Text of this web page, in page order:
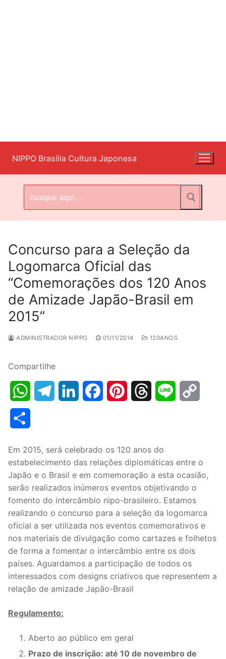
para
o
conteúdo
NIPPO Brasília Cultura Japonesa
por:
Concurso para a Seleção da
Logomarca Oficial das
“Comemorações dos 120 Anos
de Amizade Japão-Brasil em
2015”
ADMINISTRADOR NIPPO 01/11/2014 120ANOS
Compartilhe
WhatsAppTelegramLinkedInFacebookPinterestThreads Line
Em 2015, será celebrado os 120 anos do
estabelecimento das relações diplomáticas entre o
Japão e o Brasil e em comemoração a esta ocasião,
serão realizados inúmeros eventos objetivando o
fomento do intercâmbio nipo-brasileiro. Estamos
realizando o concurso para a seleção da logomarca
oficial a ser utilizada nos eventos comemorativos e
nos materiais de divulgação como cartazes e folhetos
de forma a fomentar o intercâmbio entre os dois
países. Aguardamos a participação de todos os
interessados com designs criativos que representem a
relação de amizade Japão-Brasil
Regulamento:
Aberto ao público em geral
Prazo de inscrição: até 10 de novembro de